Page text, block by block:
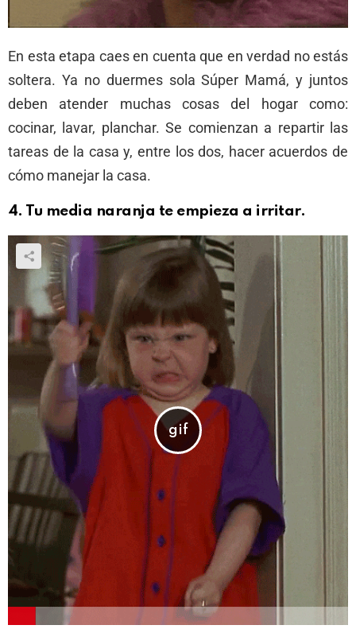
En esta etapa caes en cuenta que en verdad no estás
soltera. Ya no duermes sola Súper Mamá, y juntos
deben atender muchas cosas del hogar como:
cocinar, lavar, planchar. Se comienzan a repartir las
tareas de la casa y, entre los dos, hacer acuerdos de
cómo manejar la casa.
4. Tu media naranja te empieza a irritar.